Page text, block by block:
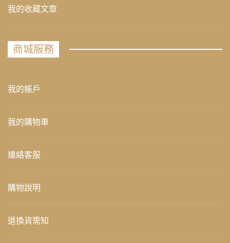
我的收藏文章
商城服務
我的帳戶
我的購物車
連絡客服
購物說明
退換貨需知